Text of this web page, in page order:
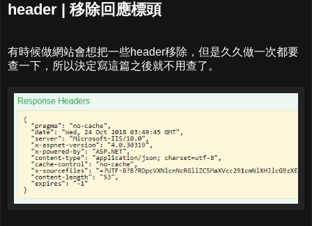
header | 移除回應標頭
有時候做網站會想把一些header移除，但是久久做一次都要
查一下，所以決定寫這篇之後就不用查了。